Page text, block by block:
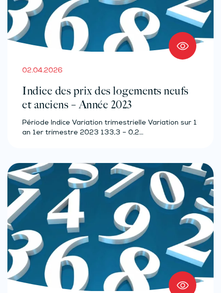
02.04.2026
Indice des prix des logements neufs
et anciens – Année 2023
Période Indice Variation trimestrielle Variation sur 1
an 1er trimestre 2023 133,3 – 0,2…